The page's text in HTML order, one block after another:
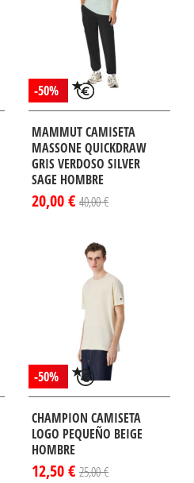
-50%
MAMMUT CAMISETA
MASSONE QUICKDRAW
GRIS VERDOSO SILVER
SAGE HOMBRE
20,00 € 40,00 €
-50%
CHAMPION CAMISETA
LOGO PEQUEÑO BEIGE
HOMBRE
12,50 € 25,00 €